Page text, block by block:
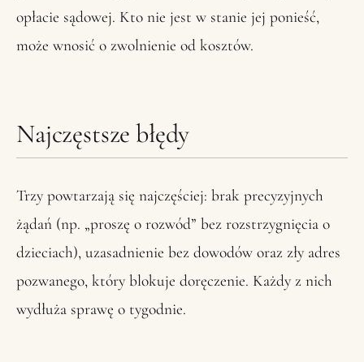
opłacie sądowej. Kto nie jest w stanie jej ponieść,
może wnosić o zwolnienie od kosztów.
Najczęstsze błędy
Trzy powtarzają się najczęściej: brak precyzyjnych
żądań (np. „proszę o rozwód” bez rozstrzygnięcia o
dzieciach), uzasadnienie bez dowodów oraz zły adres
pozwanego, który blokuje doręczenie. Każdy z nich
wydłuża sprawę o tygodnie.